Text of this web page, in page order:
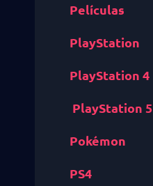
Películas
PlayStation
PlayStation 4
PlayStation 5
Pokémon
PS4